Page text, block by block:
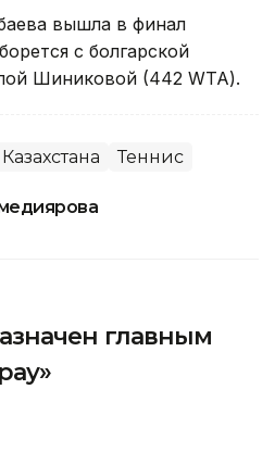
вышла в финал
с болгарской
Шиниковой (442 WTA).
Теннис
главным